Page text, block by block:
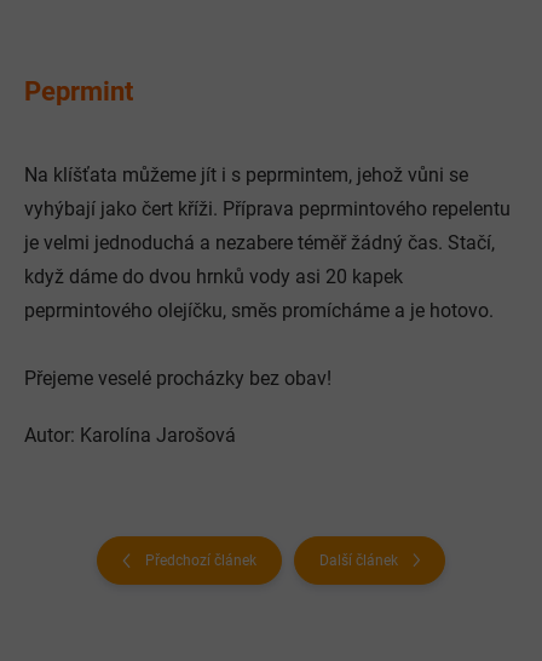
Peprmint
Na klíšťata můžeme jít i s peprmintem, jehož vůni se
vyhýbají jako čert kříži. Příprava peprmintového repelentu
je velmi jednoduchá a nezabere téměř žádný čas. Stačí,
když dáme do dvou hrnků vody asi 20 kapek
peprmintového olejíčku, směs promícháme a je hotovo.
Přejeme veselé procházky bez obav!
Autor: Karolína Jarošová
Předchozí článek Další článek